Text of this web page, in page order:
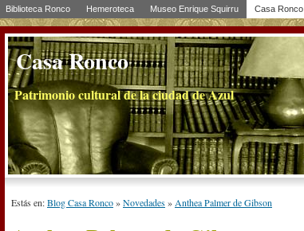
Biblioteca Ronco Hemeroteca Museo Enrique Squirru Casa Ronco
Casa Ronco
Patrimonio cultural de la ciudad de Azul
Estás en:Blog Casa Ronco»Novedades» Anthea Palmer de Gibson